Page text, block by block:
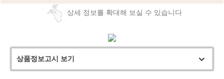
상세 정보를 확대해 보실 수 있습니다
상품정보고시 보기